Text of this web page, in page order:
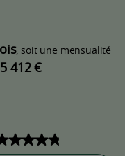
, soit une mensualité
412 €
4,8 sur 5